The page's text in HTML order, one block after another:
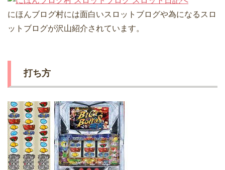
にほんブログ村には面白いスロットブログや為になるスロ
ットブログが沢山紹介されています。
打ち方